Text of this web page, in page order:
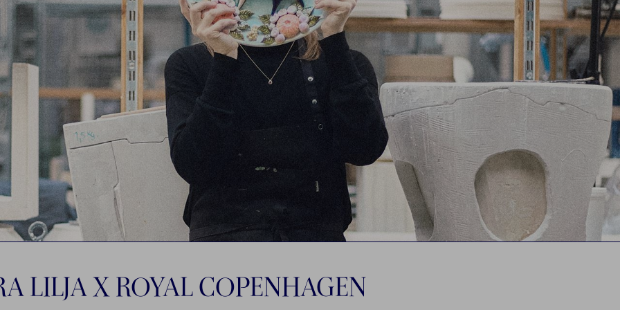
Stop
LILJA X ROYAL COPENHAGEN